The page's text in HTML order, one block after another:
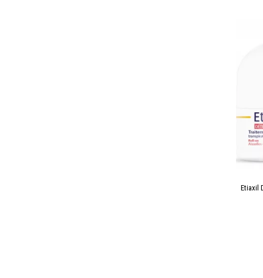
Etiaxil